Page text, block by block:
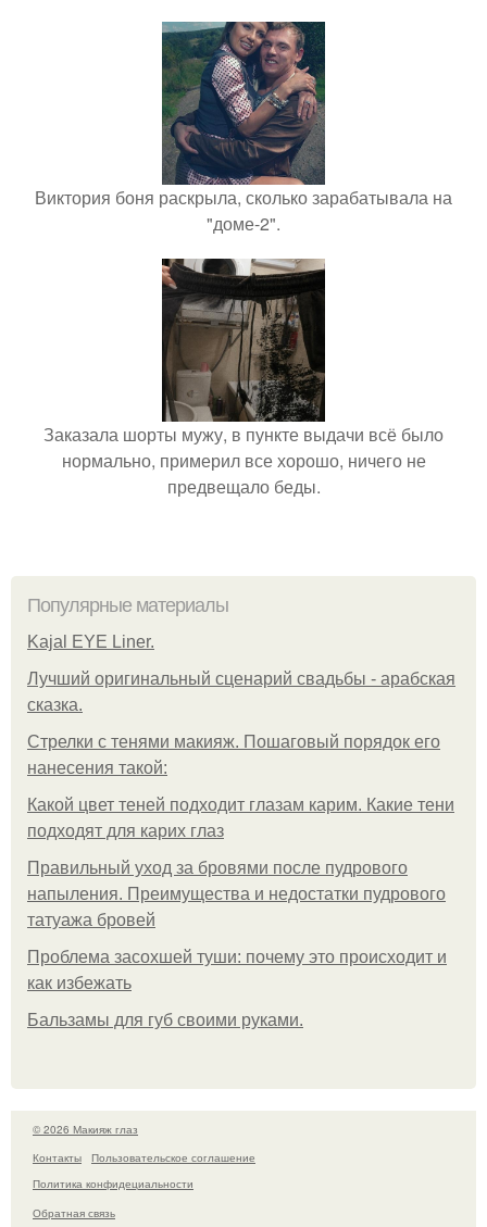
Виктория боня раскрыла, сколько зарабатывала на
"доме-2".
Заказала шорты мужу, в пункте выдачи всё было
нормально, примерил все хорошо, ничего не
предвещало беды.
Популярные материалы
Kajal EYE Liner.
Лучший оригинальный сценарий свадьбы - арабская
сказка.
Стрелки с тенями макияж. Пошаговый порядок его
нанесения такой:
Какой цвет теней подходит глазам карим. Какие тени
подходят для карих глаз
Правильный уход за бровями после пудрового
напыления. Преимущества и недостатки пудрового
татуажа бровей
Проблема засохшей туши: почему это происходит и
как избежать
Бальзамы для губ своими руками.
© 2026 Макияж глаз
Контакты
Пользовательское соглашение
Политика конфидециальности
Обратная связь